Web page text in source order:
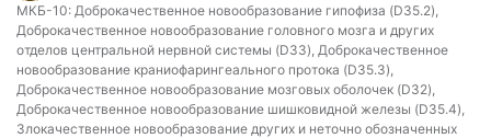
МКБ-10: Доброкачественное новообразование гипофиза (D35.2),
Доброкачественное новообразование головного мозга и других
отделов центральной нервной системы (D33), Доброкачественное
новообразование краниофарингеального протока (D35.3),
Доброкачественное новообразование мозговых оболочек (D32),
Доброкачественное новообразование шишковидной железы (D35.4),
Злокачественное новообразование других и неточно обозначенных